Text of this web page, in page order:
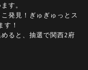
す。
発見！ぎゅぎゅっとス
す！
ると、抽選で関西2府